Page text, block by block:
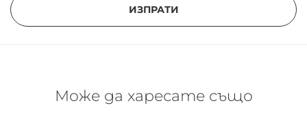
ИЗПРАТИ
Може да харесате също